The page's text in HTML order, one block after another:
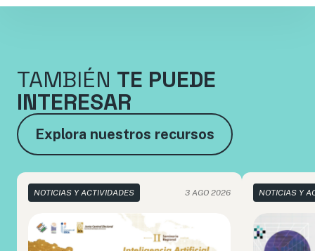
TAMBIÉN TE PUEDE
INTERESAR
Explora nuestros recursos
NOTICIAS Y ACTIVIDADES 3 AGO 2026 NOTICIAS Y